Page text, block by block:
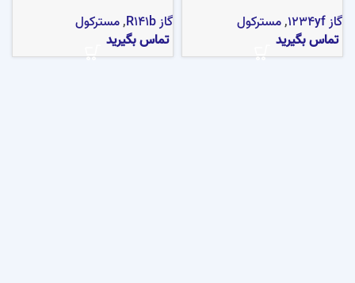
گاز 1234yf ,مسترکول
تماس بگیرید
گاز R141b ,مسترکول
تماس بگیرید